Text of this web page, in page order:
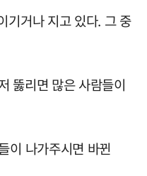
기거나 지고 있다. 그 중
뚫리면 많은 사람들이
이 나가주시면 바뀐